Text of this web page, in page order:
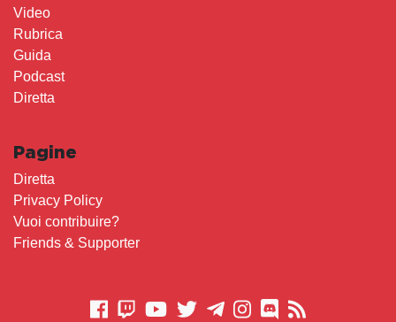
Video
Rubrica
Guida
Podcast
Diretta
Pagine
Diretta
Privacy Policy
Vuoi contribuire?
Friends & Supporter